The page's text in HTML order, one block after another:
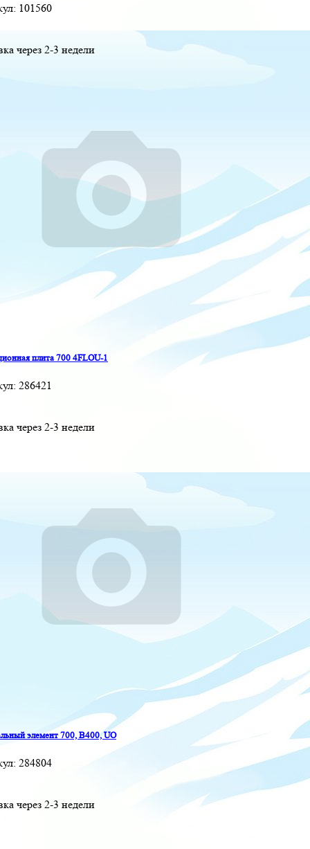
101560
через 2-3 недели
плита 700 4FLOU-1
286421
через 2-3 недели
элемент 700, B400, UO
284804
через 2-3 недели